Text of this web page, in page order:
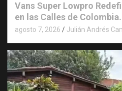
Vans Super Lowpro
en las Calles de Colombia.
agosto 7, 2026 Julián Andrés